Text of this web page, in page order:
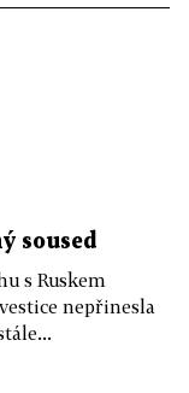
soused
s Ruskem
nepřinesla